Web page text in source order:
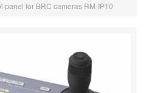
panel for BRC cameras RM-IP10